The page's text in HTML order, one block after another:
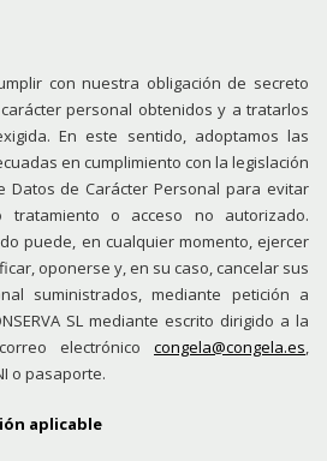
con nuestra obligación de secreto
personal obtenidos y a tratarlos
En este sentido, adoptamos las
en cumplimiento con la legislación
Datos de Carácter Personal para evitar
tratamiento o acceso no autorizado.
puede, en cualquier momento, ejercer
oponerse y, en su caso, cancelar sus
suministrados, mediante petición a
SL mediante escrito dirigido a la
electrónico congela@congela.es
o pasaporte.
aplicable